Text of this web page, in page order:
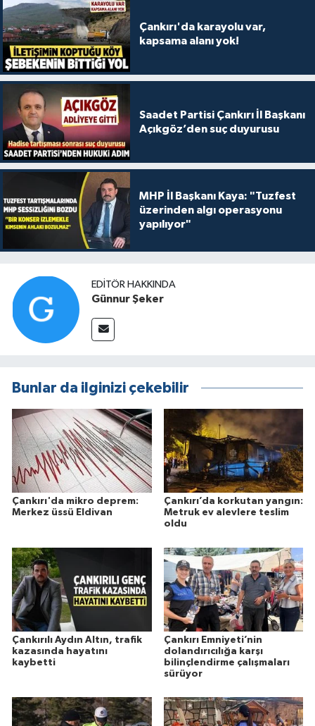
Çankırı'da karayolu var,
kapsama alanı yok!
Saadet Partisi Çankırı İl Başkanı
Açıkgöz’den suç duyurusu
MHP İl Başkanı Kaya: "Tuzfest
üzerinden algı operasyonu
yapılıyor"
EDITÖR HAKKINDA
Günnur Şeker
Bunlar da ilginizi çekebilir
Çankırı'da mikro deprem:
Merkez üssü Eldivan
Çankırı’da korkutan yangın:
Metruk ev alevlere teslim
oldu
Çankırılı Aydın Altın, trafik
kazasında hayatını
kaybetti
Çankırı Emniyeti’nin
dolandırıcılığa karşı
bilinçlendirme çalışmaları
sürüyor